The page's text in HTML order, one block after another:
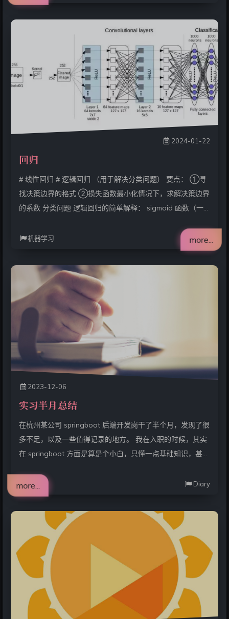
划分为不同的类别。 （分类问题） # K-means K 均值聚类算
法：以空间中 k 个点为中心进行聚类，最靠近它们的对象归
为一类。 核心步骤： 设 kkk 个点为 x1,x2,
…,xkx_1,x_2,\dots,x_kx1​,x2​,…,xk​，mmm 个区域簇为 u1,u2,
…,umu_1,u_2,\dots,u
2024-01-22
回归
# 线性回归 # 逻辑回归 （用于解决分类问题） 要点： ①寻
找决策边界的格式 ②损失函数最小化情况下，求解决策边界
的系数 分类问题 逻辑回归的简单解释： sigmoid 函数（一
{1+e^{-x}}S(x)=1+e−x1​ ，图像如下： 其中 S(x) > 0.5 的视
率分布函数 P(x)=11+e−g(x)P(x)=\frac{1}{1+e^{-g(x
机器学习 more...
2023-12-06
实习半月总结
在杭州某公司 springboot 后端开发岗干了半个月，发现了很
多不足，以及一些值得记录的地方。 我在入职的时候，其实
在 springboot 方面是算是个小白，只懂一点基础知识，甚至
然后看同事的代码修改，现在勉强算是熟练掌握基本的增删
改查的接口编写了。 但是，我总是能发现一些新的写法，更
加方便更加灵活，但应该对应不同的应用场景，也应该相互
结合使用。 # 最开始 最开始，我学会使用 Mybatis 写增删改
查， 在 .xml 文件中写 sql 语句： <select id="functi
Diary
more...